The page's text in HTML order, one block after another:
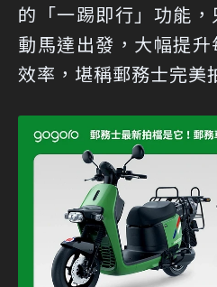
的「一踢即行」功能
動馬達出發，大幅提
效率，堪稱郵務士完美